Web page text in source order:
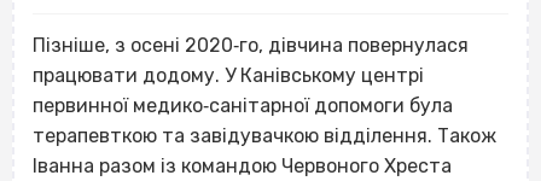
Пізніше, з осені 2020‐го, дівчина повернулася
працювати додому. У Канівському центрі
первинної медико‐санітарної допомоги була
терапевткою та завідувачкою відділення. Також
Іванна разом із командою Червоного Хреста